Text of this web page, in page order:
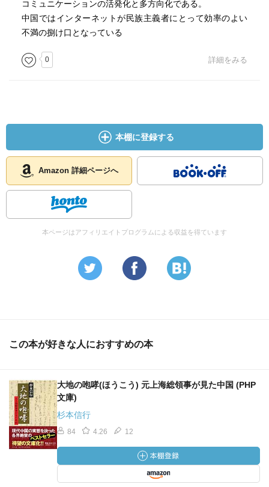
コミュニケーションの活発化と多方向化である。
中国ではインターネットが民族主義者にとって効率のよい
不満の捌け口となっている
0 詳細をみる
本棚に登録する
Amazon 詳細ページへ
本ページはアフィリエイトプログラムによる収益を得ています
この本が好きな人におすすめの本
大地の咆哮(ほうこう) 元上海総領事が見た中国 (PHP
文庫)
杉本信行
84 4.26 12